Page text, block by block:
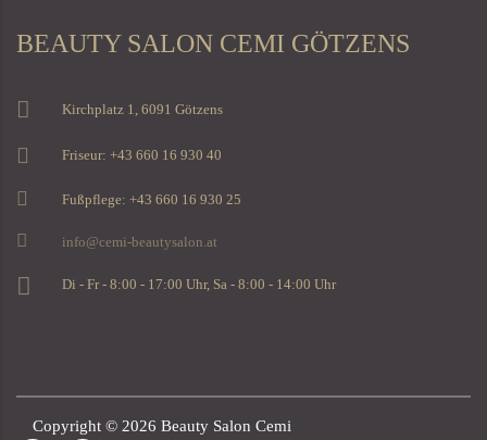
BEAUTY SALON CEMI GÖTZENS
Kirchplatz 1, 6091 Götzens
Friseur: +43 660 16 930 40
Fußpflege: +43 660 16 930 25
info@cemi-beautysalon.at
Di - Fr - 8:00 - 17:00 Uhr, Sa - 8:00 - 14:00 Uhr
Copyright © 2026 Beauty Salon Cemi